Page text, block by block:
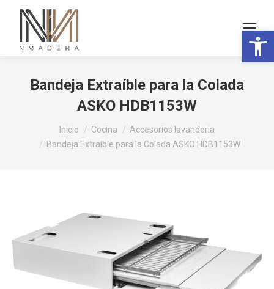
Abrir
Bandeja Extraíble para la Colada
ASKO HDB1153W
Inicio Cocina
Accesorios lavanderia
Bandeja Extraíble para la Colada ASKO HDB1153W